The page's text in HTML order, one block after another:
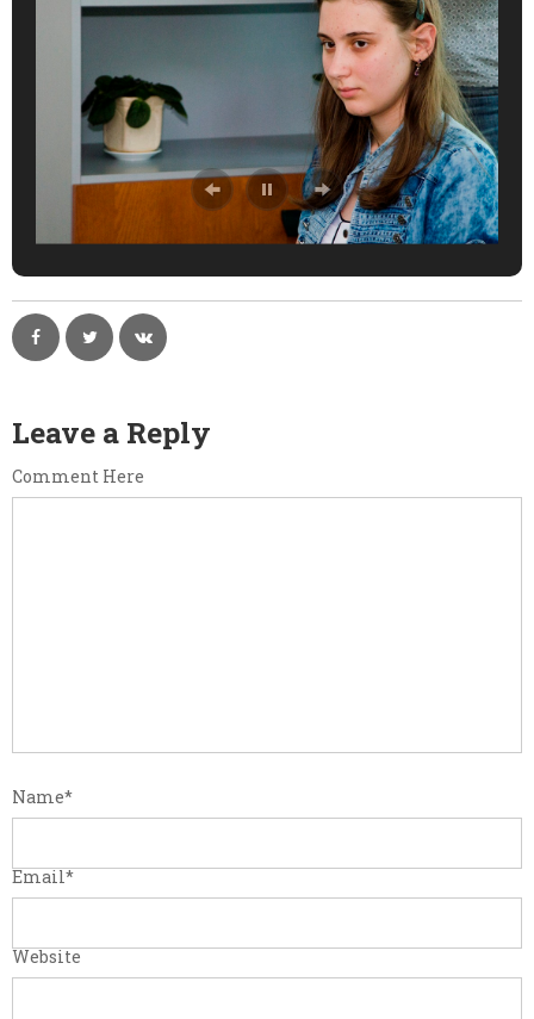
Leave a Reply
Comment Here
Name*
Email*
Website